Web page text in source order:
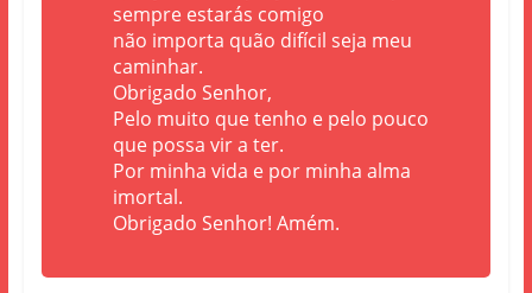
sempre estarás comigo
não importa quão difícil seja meu
caminhar.
Obrigado Senhor,
Pelo muito que tenho e pelo pouco
que possa vir a ter.
Por minha vida e por minha alma
imortal.
Obrigado Senhor! Amém.